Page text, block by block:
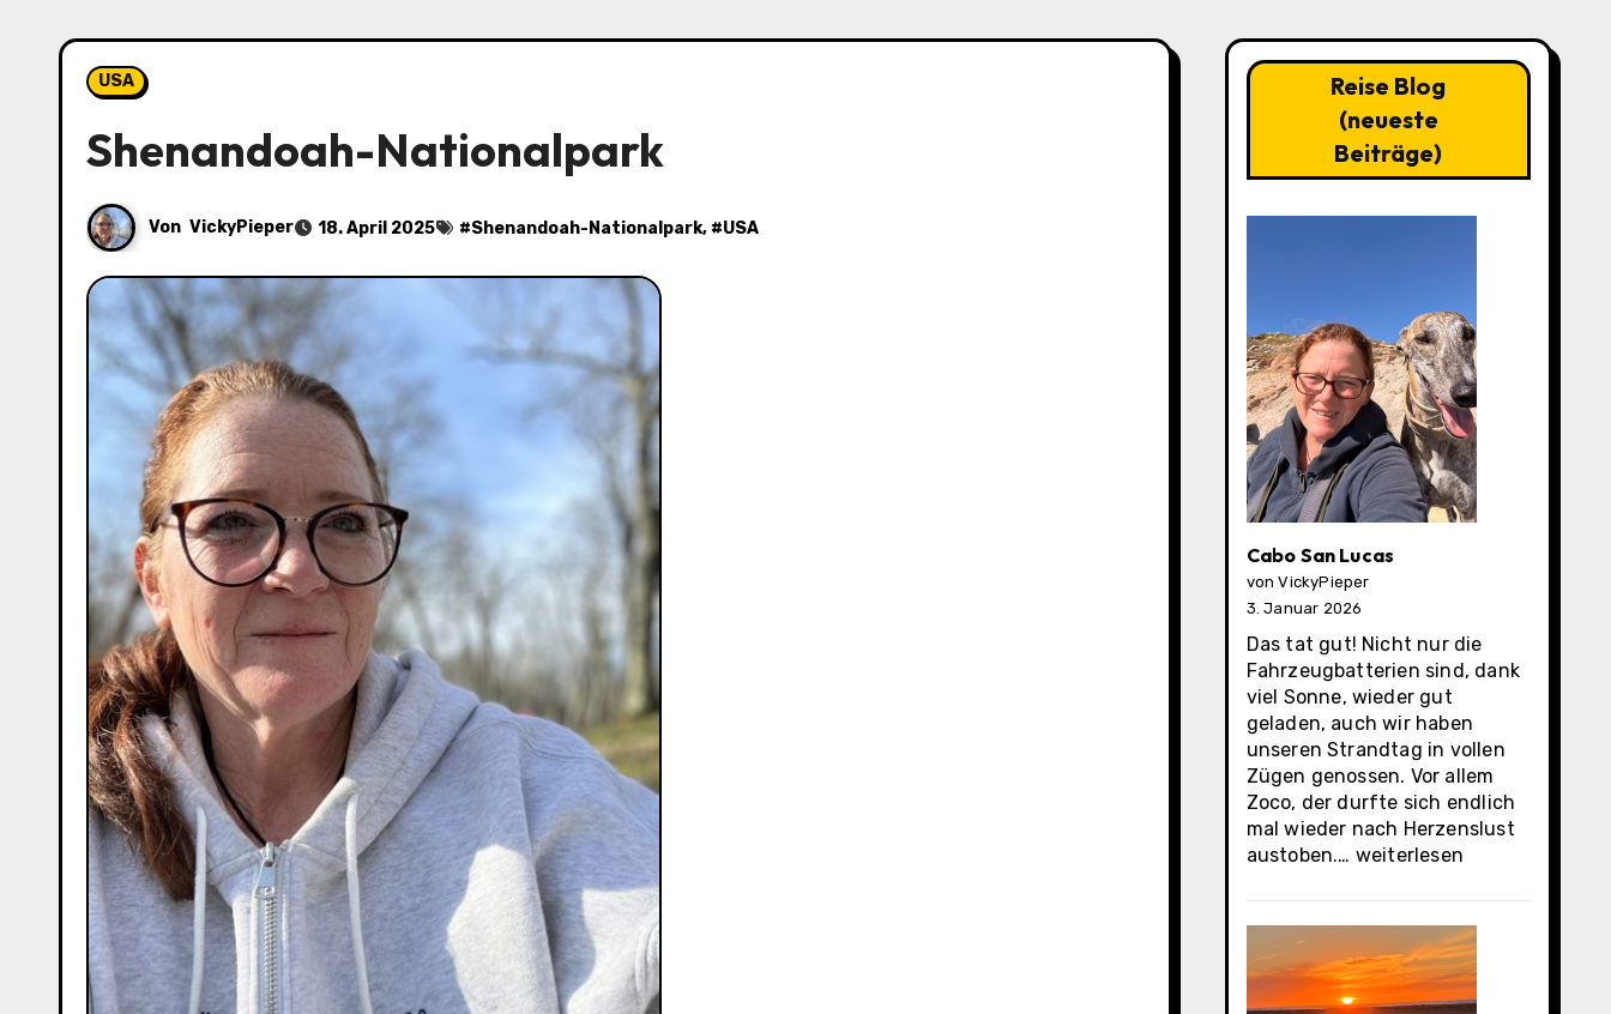
USA
Shenandoah-Nationalpark
Von VickyPieper 18. April 2025 #Shenandoah-Nationalpark, #USA
Reise Blog
(neueste
Beiträge)
Cabo San Lucas
von VickyPieper
3. Januar 2026
Das tat gut! Nicht nur die
Fahrzeugbatterien sind, dank
viel Sonne, wieder gut
geladen, auch wir haben
unseren Strandtag in vollen
Zügen genossen. Vor allem
Zoco, der durfte sich endlich
mal wieder nach Herzenslust
austoben.… Cabo
Lucas
weiterlesen